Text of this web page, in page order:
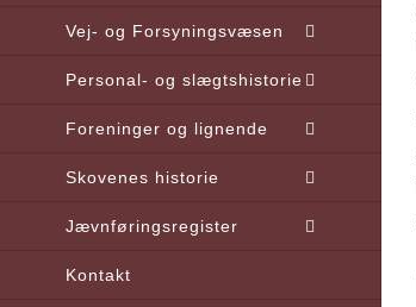
Vej- og Forsyningsvæsen
Personal- og slægtshistorie
Foreninger og lignende
Skovenes historie
Jævnføringsregister
Kontakt